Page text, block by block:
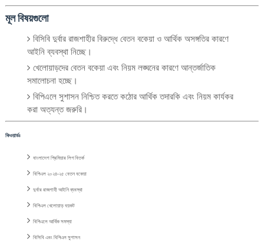
মূল বিষয়গুলো
বিসিবি দুর্বার রাজশাহীর বিরুদ্ধে বেতন বকেয়া ও আর্থিক অসঙ্গতির কারণে
আইনি ব্যবস্থা নিচ্ছে।
খেলোয়াড়দের বেতন বকেয়া এবং নিয়ম লঙ্ঘনের কারণে আন্তর্জাতিক
সমালোচনা হচ্ছে।
বিপিএলে সুশাসন নিশ্চিত করতে কঠোর আর্থিক তদারকি এবং নিয়ম কার্যকর
করা অত্যন্ত জরুরি।
কিওয়ার্ডঃ
বাংলাদেশ প্রিমিয়ার লিগ বিতর্ক
বিপিএল ২০২৪-২৫ বেতন বকেয়া
দুর্বার রাজশাহী আইনি ব্যবস্থা
বিপিএল খেলোয়াড় বয়কট
বিপিএলে আর্থিক সমস্যা
বিসিবি এবং বিপিএল সুশাসন